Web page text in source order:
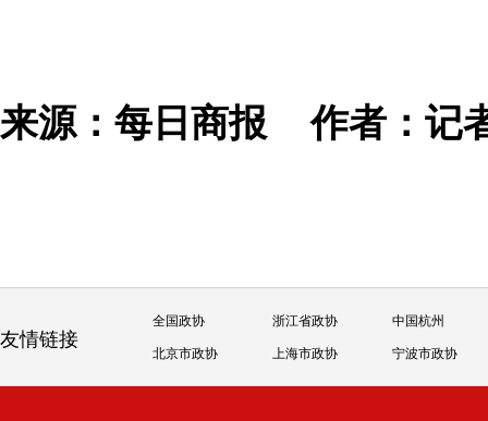
来源：每日商报作者：记
友情链接
全国政协 浙江省政协 中国杭州
北京市政协 上海市政协 宁波市政协